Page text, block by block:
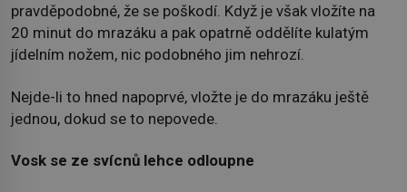
pravděpodobné, že se poškodí. Když je však vložíte na
20 minut do mrazáku a pak opatrně oddělíte kulatým
jídelním nožem, nic podobného jim nehrozí.
Nejde-li to hned napoprvé, vložte je do mrazáku ještě
jednou, dokud se to nepovede.
Vosk se ze svícnů lehce odloupne